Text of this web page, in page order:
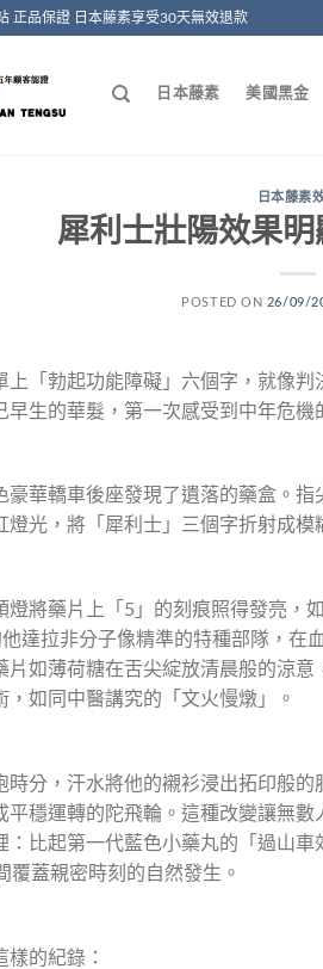
正品保證 日本藤素享受30天無效退款
日本藤素 美國黑金
日本藤素
犀利士壯陽效果
POSTED ON 26/09/
上「勃起功能障礙」六個字，就像
早生的華髮，第一次感受到中年危機
豪華轎車後座發現了遺落的藥盒。
燈光，將「犀利士」三個字折射成模
燈將藥片上「5」的刻痕照得發亮，
達拉非分子像精準的特種部隊，在
片如薄荷糖在舌尖綻放清晨般的涼
，如同中醫講究的「文火慢燉」。
時分，汗水將他的襯衫浸出拓印般
平穩運轉的陀飛輪。這種改變讓無
：比起第一代藍色小藥丸的「過山
覆蓋親密時刻的自然發生。
的紀錄：